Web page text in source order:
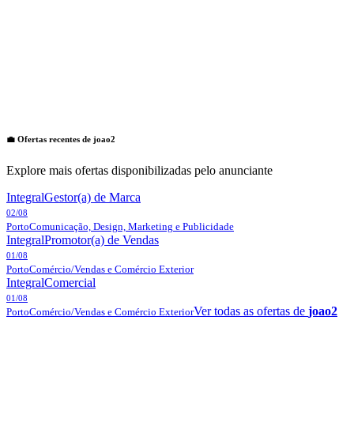
💼 Ofertas recentes de joao2
Explore mais ofertas disponibilizadas pelo anunciante
IntegralGestor(a) de Marca
02/08
PortoComunicação, Design, Marketing e Publicidade
IntegralPromotor(a) de Vendas
01/08
PortoComércio/Vendas e Comércio Exterior
IntegralComercial
01/08
PortoComércio/Vendas e Comércio ExteriorVer todas as ofertas de joao2